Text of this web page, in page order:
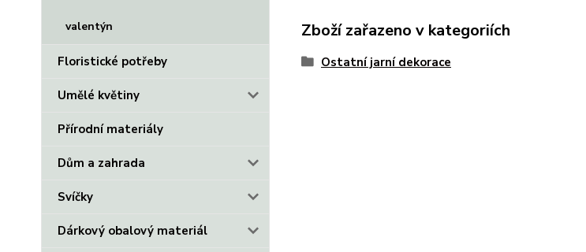
valentýn
Floristické potřeby
Umělé květiny
Přírodní materiály
Dům a zahrada
Svíčky
Dárkový obalový materiál
Zboží zařazeno v kategoriích
Ostatní jarní dekorace